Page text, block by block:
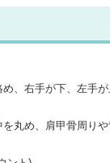
、右手が下、左手
丸め、肩甲骨周り